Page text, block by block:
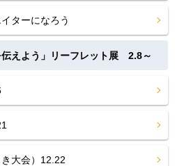
ターになろう
伝えよう」リーフレット展 2.8～
大会）12.22